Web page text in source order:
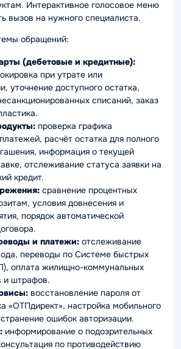
Интерактивное голосовое меню
вызов на нужного специалиста.
обращений:
(дебетовые и кредитные):
при утрате или
уточнение доступного остатка,
списаний, заказ
проверка графика
расчёт остатка для полного
информация о текущей
отслеживание статуса заявки на
кредит.
сравнение процентных
условия довнесения и
порядок автоматической
и платежи: отслеживание
переводы по Системе быстрых
оплата жилищно-коммунальных
и штрафов.
восстановление пароля от
«ОТПдирект», настройка мобильного
ошибок авторизации.
информирование о подозрительных
по противодействию